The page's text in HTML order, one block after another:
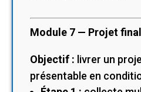
Module 7 — Projet
Objectif : livrer un
présentable en